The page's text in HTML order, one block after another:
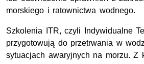
morskiego i ratownictwa wodnego.
Szkolenia ITR, czyli Indywidualne
przygotowują do przetrwania w
sytuacjach awaryjnych na morzu. Z